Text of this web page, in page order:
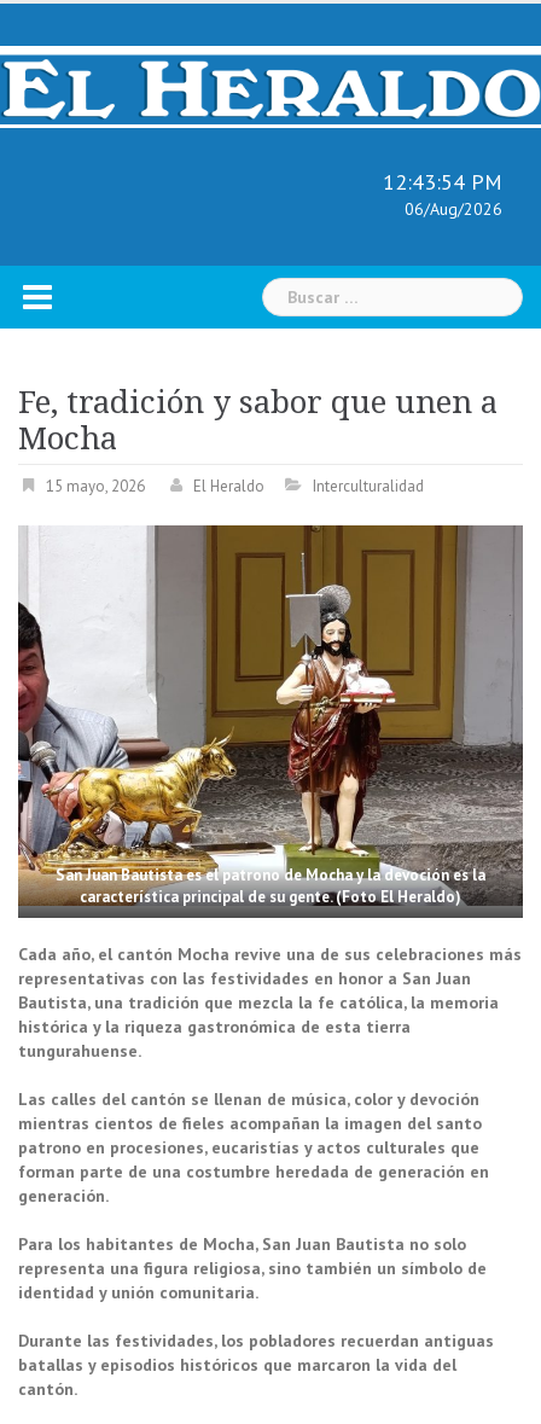
Skip
content
12:43:55 PM
06/Aug/2026
Buscar:
Fe, tradición y sabor que unen a
Mocha
15 mayo, 2026 El Heraldo Interculturalidad
San Juan Bautista es el patrono de Mocha y la devoción es la
característica principal de su gente. (Foto El Heraldo)
Cada año, el cantón Mocha revive una de sus celebraciones más
representativas con las festividades en honor a San Juan
Bautista, una tradición que mezcla la fe católica, la memoria
histórica y la riqueza gastronómica de esta tierra
tungurahuense.
Las calles del cantón se llenan de música, color y devoción
mientras cientos de fieles acompañan la imagen del santo
patrono en procesiones, eucaristías y actos culturales que
forman parte de una costumbre heredada de generación en
generación.
Para los habitantes de Mocha, San Juan Bautista no solo
representa una figura religiosa, sino también un símbolo de
identidad y unión comunitaria.
Durante las festividades, los pobladores recuerdan antiguas
batallas y episodios históricos que marcaron la vida del
cantón.